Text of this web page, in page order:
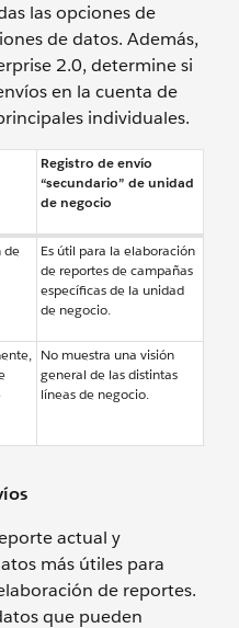
las opciones de
de datos. Además,
2.0, determine si
en la cuenta de
individuales.
Registro de envío
“secundario” de unidad
de negocio
de
Es útil para la elaboración
de reportes de campañas
específicas de la unidad
de negocio.
No muestra una visión
general de las distintas
líneas de negocio.
actual y
más útiles para
de reportes.
que pueden